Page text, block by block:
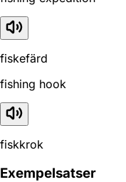
fiskefärd
fishing hook
fiskkrok
Exempelsatser